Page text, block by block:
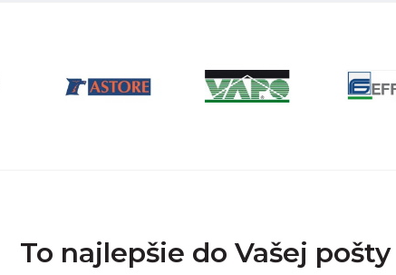
To najlepšie do Vašej pošty